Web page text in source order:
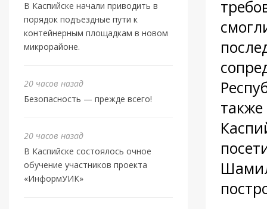
В Каспийске начали приводить в
порядок подъездные пути к
контейнерным площадкам в новом
микрорайоне.
20 часов назад
Безопасность — прежде всего!
20 часов назад
В Каспийске состоялось очное
обучение участников проекта
«ИнформУИК»